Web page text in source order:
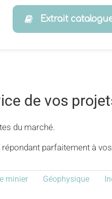
Extrait
de vos
du marché.
répondant parfaitement à
minier Géophysique